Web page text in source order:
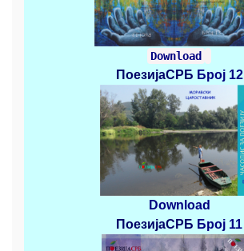
Download
ПоезијаСРБ Број 12
Download
ПоезијаСРБ Број 11